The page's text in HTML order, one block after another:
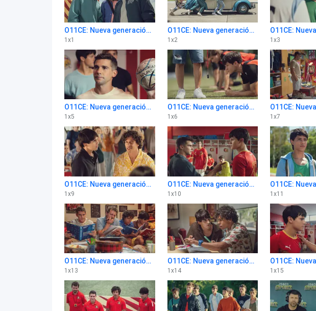
O11CE: Nueva generación 1x1
1 x1
O11CE: Nueva generación 1x2
1 x2 1 x3
O11CE: Nueva generación 1x5
1 x5
O11CE: Nueva generación 1x6
1 x6 1 x7
O11CE: Nueva generación 1x9
1 x9
O11CE: Nueva generación 1x10
1 x10 1 x11
O11CE: Nueva generación 1x13
1 x13
O11CE: Nueva generación 1x14
1 x14 1 x15